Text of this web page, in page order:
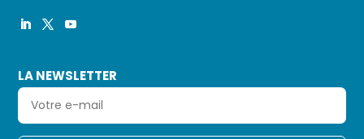
LA NEWSLETTER